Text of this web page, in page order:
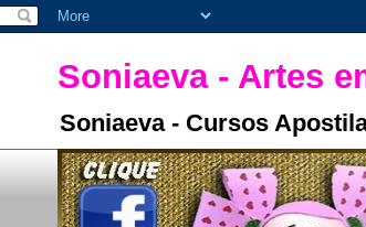
Soniaeva - Artes
Soniaeva - Cursos